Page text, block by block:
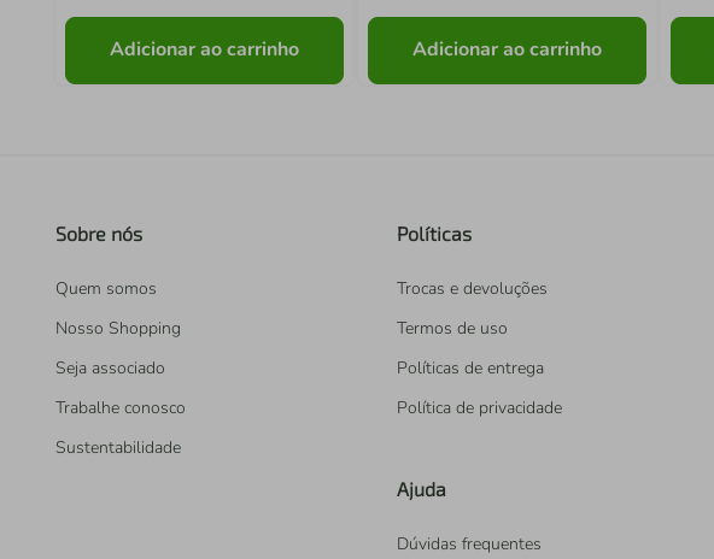
Adicionar ao carrinho Adicionar ao carrinho
Sobre nós
Quem somos
Nosso Shopping
Seja associado
Trabalhe conosco
Sustentabilidade
Políticas
Trocas e devoluções
Termos de uso
Políticas de entrega
Política de privacidade
Ajuda
Dúvidas frequentes